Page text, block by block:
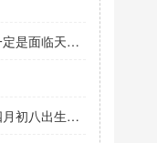
不可克服的困难
就被人私自送走